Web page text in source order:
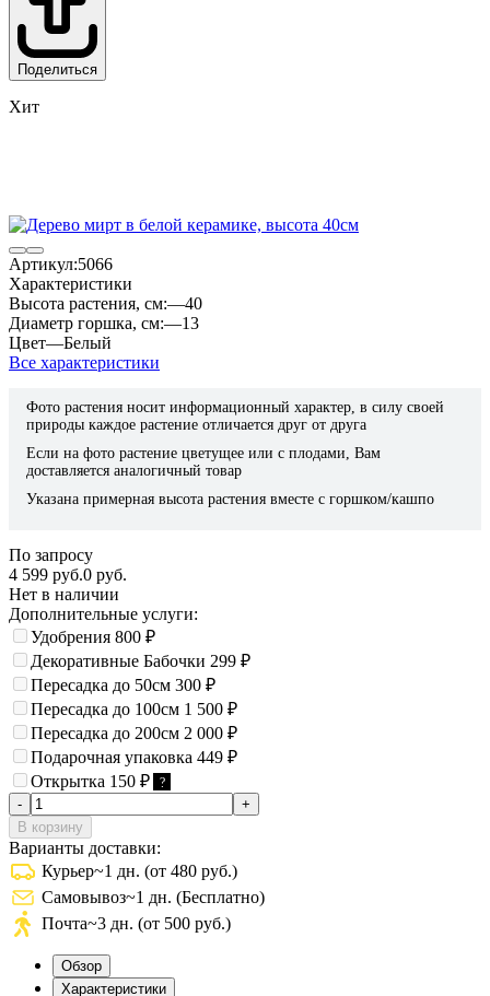
Поделиться
Хит
Артикул:5066
Характеристики
Высота растения, см:—40
Диаметр горшка, см:—13
Цвет—Белый
Все характеристики
Фото растения носит информационный характер, в силу своей
природы каждое растение отличается друг от друга
Если на фото растение цветущее или с плодами, Вам
доставляется аналогичный товар
Указана примерная высота растения вместе с горшком/кашпо
По запросу
4 599 руб.0 руб.
Нет в наличии
Дополнительные услуги:
Удобрения 800 ₽
Декоративные Бабочки 299 ₽
Пересадка до 50см 300 ₽
Пересадка до 100см 1 500 ₽
Пересадка до 200см 2 000 ₽
Подарочная упаковка 449 ₽
Открытка 150 ₽ ?
-
+
В корзину
Варианты доставки:
Курьер~1 дн. (от 480 руб.)
Самовывоз~1 дн. (Бесплатно)
Почта~3 дн. (от 500 руб.)
Обзор
Характеристики